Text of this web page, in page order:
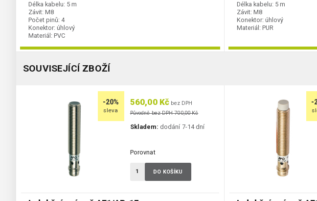
Délka kabelu: 5 m
Závit: M8
Počet pinů: 4
Konektor: úhlový
Materiál: PVC
Délka kabelu: 5 m
Závit: M8
Konektor: úhlový
Materiál: PUR
SOUVISEJÍCÍ ZBOŽÍ
-20%
sleva
560,00 Kč bez DPH
Původně bez DPH 700,00 Kč
Skladem: dodání 7-14 dní
Porovnat
DO KOŠÍKU
-